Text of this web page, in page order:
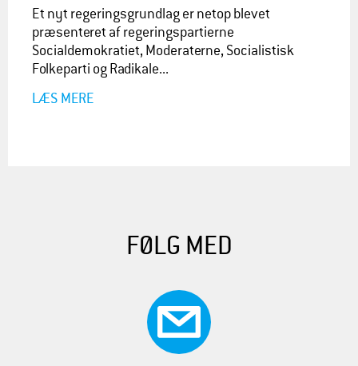
Et nyt regeringsgrundlag er netop blevet
præsenteret af regeringspartierne
Socialdemokratiet, Moderaterne, Socialistisk
Folkeparti og Radikale...
LÆS MERE
FØLG MED